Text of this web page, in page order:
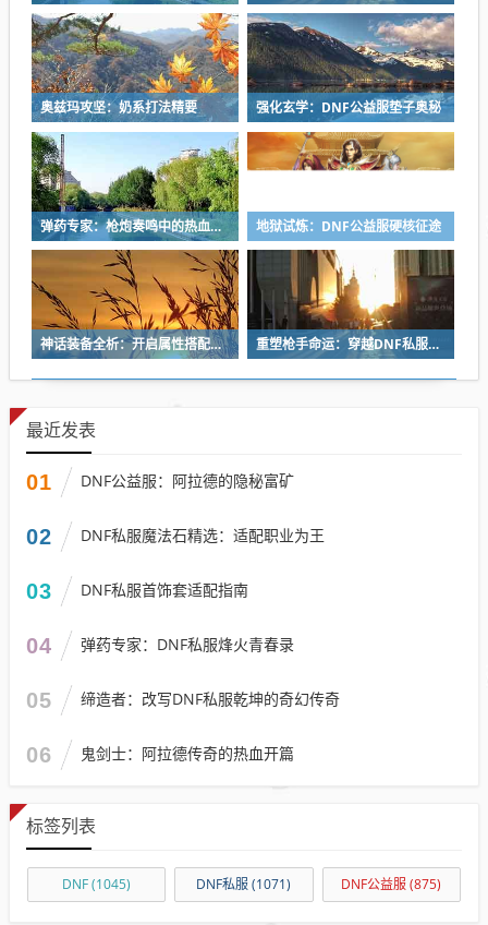
奥兹玛攻坚：奶系打法精要 强化玄学：DNF公益服垫子奥秘
弹药专家：枪炮奏鸣中的热血青春 地狱试炼：DNF公益服硬核征途
神话装备全析：开启属性搭配新篇 重塑枪手命运：穿越DNF私服之途
最近发表
01 DNF公益服：阿拉德的隐秘富矿
02 DNF私服魔法石精选：适配职业为王
03 DNF私服首饰套适配指南
04 弹药专家：DNF私服烽火青春录
05 缔造者：改写DNF私服乾坤的奇幻传奇
06 鬼剑士：阿拉德传奇的热血开篇
标签列表
DNF(1045) DNF私服(1071) DNF公益服(875)